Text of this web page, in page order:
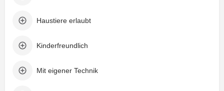
Haustiere erlaubt
Kinderfreundlich
Mit eigener Technik